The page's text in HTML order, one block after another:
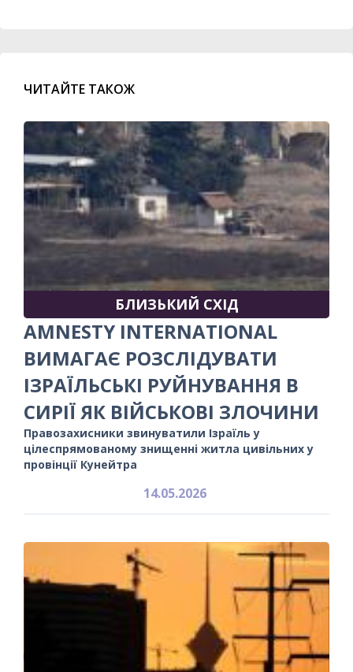
ЧИТАЙТЕ ТАКОЖ
БЛИЗЬКИЙ СХІД
AMNESTY INTERNATIONAL
ВИМАГАЄ РОЗСЛІДУВАТИ
ІЗРАЇЛЬСЬКІ РУЙНУВАННЯ В
СИРІЇ ЯК ВІЙСЬКОВІ ЗЛОЧИНИ
Правозахисники звинуватили Ізраїль у
цілеспрямованому знищенні житла цивільних у
провінції Кунейтра
14.05.2026